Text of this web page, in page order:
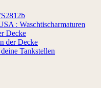
: Waschtischarmaturen
Decke
der Decke
Tankstellen